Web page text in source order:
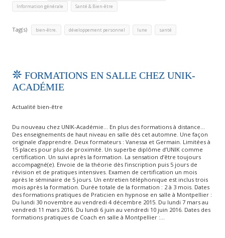
Information générale Santé & Bien-être
Tag(s) bien-être. développement personnel lune santé
FORMATIONS EN SALLE CHEZ UNIK-
ACADÉMIE
Actualité bien-être
Du nouveau chez UNIK-Académie… En plus des formations à distance…
Des enseignements de haut niveau en salle dès cet automne. Une façon
originale d’apprendre. Deux formateurs : Vanessa et Germain. Limitées à
15 places pour plus de proximité. Un superbe diplôme d’UNIK comme
certification. Un suivi après la formation. La sensation d’être toujours
accompagné(e). Envoie de la théorie dès l’inscription puis 5 jours de
révision et de pratiques intensives. Examen de certification un mois
après le séminaire de 5 jours. Un entretien téléphonique est inclus trois
mois après la formation. Durée totale de la formation : 2 à 3 mois. Dates
des formations pratiques de Praticien en hypnose en salle à Montpellier :
Du lundi 30 novembre au vendredi 4 décembre 2015. Du lundi 7 mars au
vendredi 11 mars 2016. Du lundi 6 juin au vendredi 10 juin 2016. Dates des
formations pratiques de Coach en salle à Montpellier :…